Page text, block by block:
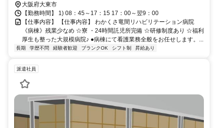
大阪府大東市
【勤務時間】 1) 08：45～17：15 17：00～翌9：00
【仕事内容】 【仕事内容】 わかくさ竜間リハビリテーション病院
《病棟》残業少なめ ☆寮 ・24時間託児所完備 ☆研修制度あり ☆福利
厚生も整った大規模病院♪ ●病棟にて看護業務全般をお任せします。...
長期 学歴不問 経験者歓迎 ブランクOK シフト制 昇給あり
派遣社員